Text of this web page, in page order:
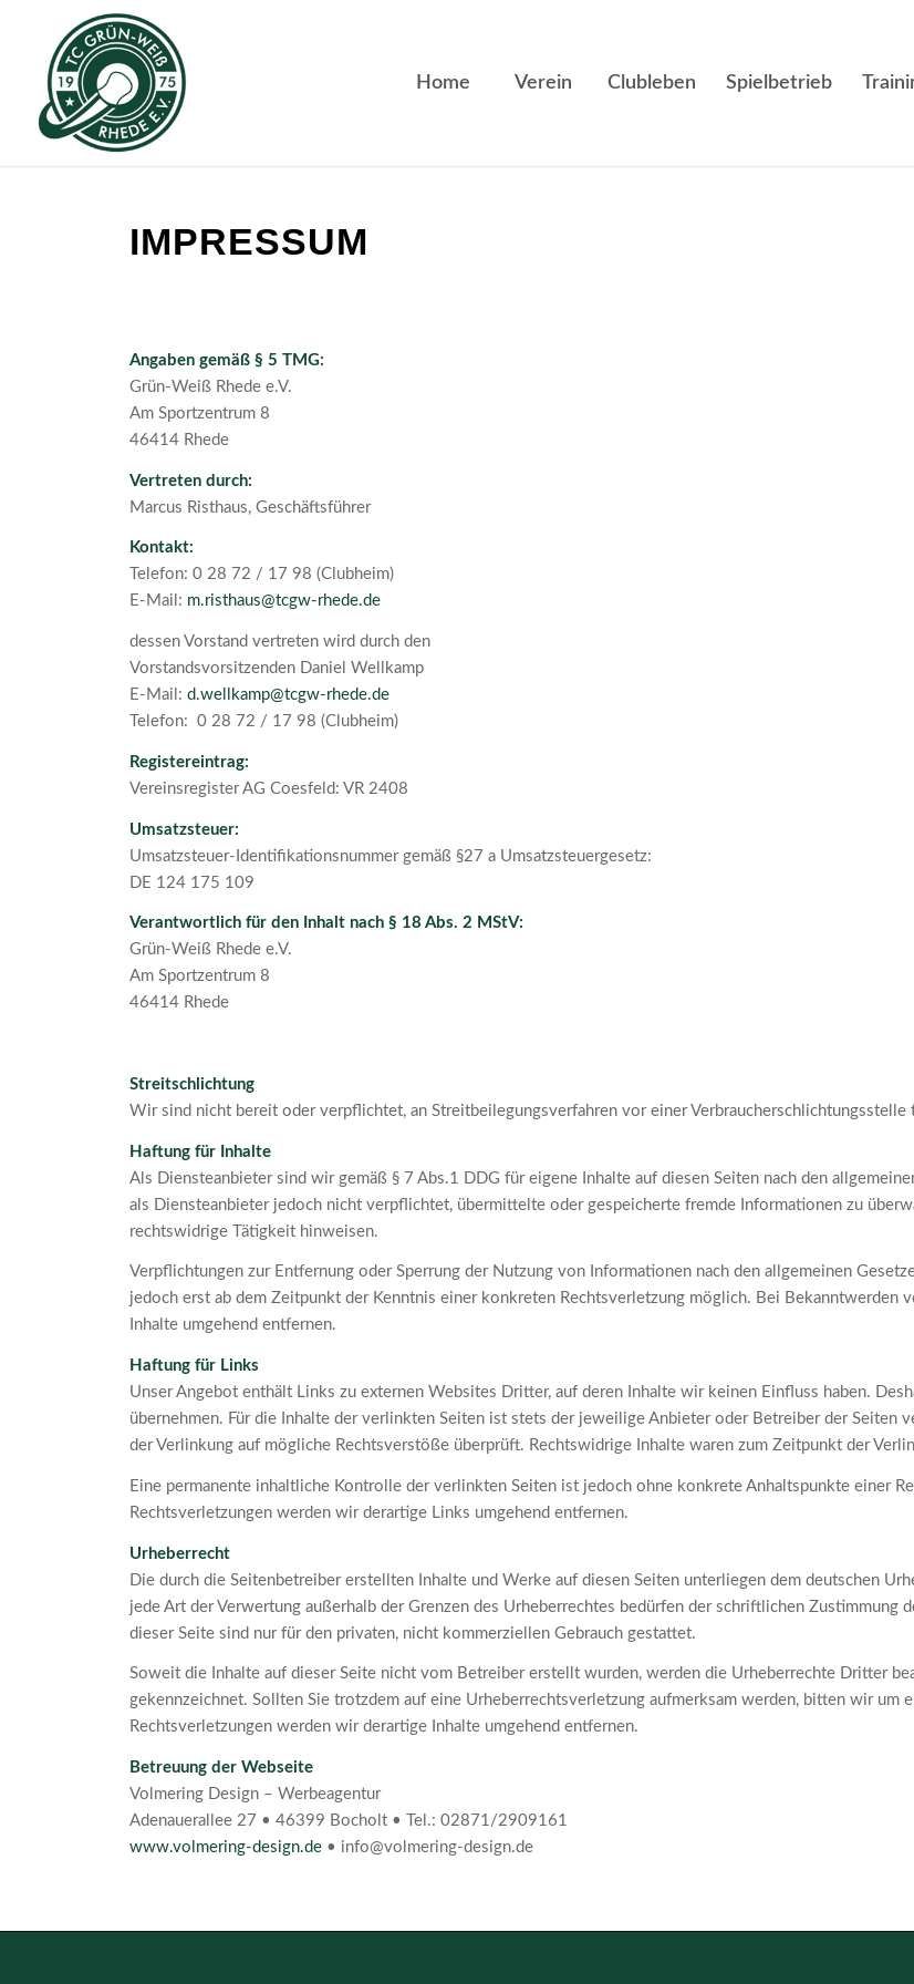
Home Verein Clubleben Spielbetrieb
IMPRESSUM
Angaben gemäß § 5 TMG:
Grün-Weiß Rhede e.V.
Am Sportzentrum 8
46414 Rhede
Vertreten durch:
Marcus Risthaus, Geschäftsführer
Kontakt:
Telefon: 0 28 72 / 17 98 (Clubheim)
E-Mail: m.risthaus@tcgw-rhede.de
dessen Vorstand vertreten wird durch den
Vorstandsvorsitzenden Daniel Wellkamp
E-Mail:d.wellkamp@tcgw-rhede.de
Telefon: 0 28 72 / 17 98 (Clubheim)
Registereintrag:
Vereinsregister AG Coesfeld: VR 2408
Umsatzsteuer:
Umsatzsteuer-Identifikationsnummer gemäß §27 a Umsatzsteuergesetz:
DE 124 175 109
Verantwortlich für den Inhalt nach § 18 Abs. 2 MStV:
Grün-Weiß Rhede e.V.
Am Sportzentrum 8
46414 Rhede
Streitschlichtung
Wir sind nicht bereit oder verpflichtet, an Streitbeilegungsverfahren vor einer Verbraucherschlichtungsstelle
Haftung für Inhalte
Als Diensteanbieter sind wir gemäß § 7 Abs.1 DDG für eigene Inhalte auf diesen Seiten nach den
als Diensteanbieter jedoch nicht verpflichtet, übermittelte oder gespeicherte fremde Informationen zu
rechtswidrige Tätigkeit hinweisen.
Verpflichtungen zur Entfernung oder Sperrung der Nutzung von Informationen nach den allgemeinen
jedoch erst ab dem Zeitpunkt der Kenntnis einer konkreten Rechtsverletzung möglich. Bei Bekanntwerden
Inhalte umgehend entfernen.
Haftung für Links
Unser Angebot enthält Links zu externen Websites Dritter, auf deren Inhalte wir keinen Einfluss haben.
übernehmen. Für die Inhalte der verlinkten Seiten ist stets der jeweilige Anbieter oder Betreiber der
der Verlinkung auf mögliche Rechtsverstöße überprüft. Rechtswidrige Inhalte waren zum Zeitpunkt der
Eine permanente inhaltliche Kontrolle der verlinkten Seiten ist jedoch ohne konkrete Anhaltspunkte einer
Rechtsverletzungen werden wir derartige Links umgehend entfernen.
Urheberrecht
Die durch die Seitenbetreiber erstellten Inhalte und Werke auf diesen Seiten unterliegen dem deutschen
jede Art der Verwertung außerhalb der Grenzen des Urheberrechtes bedürfen der schriftlichen
dieser Seite sind nur für den privaten, nicht kommerziellen Gebrauch gestattet.
Soweit die Inhalte auf dieser Seite nicht vom Betreiber erstellt wurden, werden die Urheberrechte Dritter
gekennzeichnet. Sollten Sie trotzdem auf eine Urheberrechtsverletzung aufmerksam werden, bitten wir um
Rechtsverletzungen werden wir derartige Inhalte umgehend entfernen.
Betreuung der Webseite
Volmering Design – Werbeagentur
Adenauerallee 27 • 46399 Bocholt • Tel.: 02871/2909161
www.volmering-design.de • info@volmering-design.de